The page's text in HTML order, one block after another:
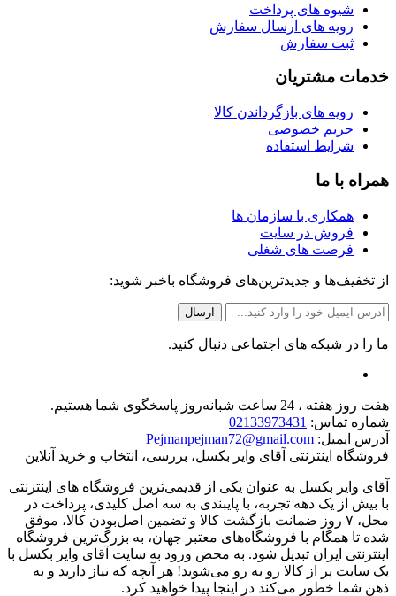
شیوه های پرداخت
رویه های ارسال سفارش
ثبت سفارش
خدمات مشتریان
رویه های بازگرداندن کالا
حریم خصوصی
شرایط استفاده
همراه با ما
همکاری با سازمان ها
فروش در سایت
فرصت های شغلی
از تخفیف‌ها و جدیدترین‌های فروشگاه باخبر شوید:
ما را در شبکه های اجتماعی دنبال کنید.
هفت روز هفته ، 24 ساعت شبانه‌روز پاسخگوی شما هستیم.
شماره تماس: 02133973431
آدرس ایمیل: Pejmanpejman72@gmail.com
فروشگاه اینترنتی آقای وایر بکسل، بررسی، انتخاب و خرید آنلاین
آقای وایر بکسل به عنوان یکی از قدیمی‌ترین فروشگاه های اینترنتی
با بیش از یک دهه تجربه، با پایبندی به سه اصل کلیدی، پرداخت در
محل، ۷ روز ضمانت بازگشت کالا و تضمین اصل‌بودن کالا، موفق
شده تا همگام با فروشگاه‌های معتبر جهان، به بزرگ‌ترین فروشگاه
اینترنتی ایران تبدیل شود. به محض ورود به سایت آقای وایر بکسل با
یک سایت پر از کالا رو به رو می‌شوید! هر آنچه که نیاز دارید و به
ذهن شما خطور می‌کند در اینجا پیدا خواهید کرد.